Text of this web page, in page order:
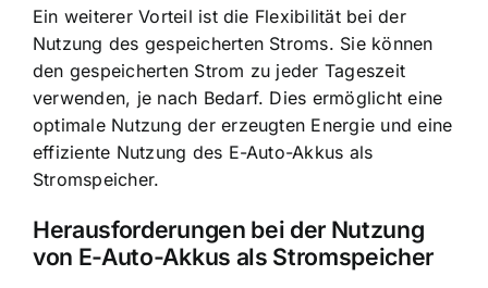
Ein weiterer Vorteil ist die Flexibilität bei der
Nutzung des gespeicherten Stroms. Sie können
den gespeicherten Strom zu jeder Tageszeit
verwenden, je nach Bedarf. Dies ermöglicht eine
optimale Nutzung der erzeugten Energie und eine
effiziente Nutzung des E-Auto-Akkus als
Stromspeicher.
Herausforderungen bei der Nutzung
von E-Auto-Akkus als Stromspeicher